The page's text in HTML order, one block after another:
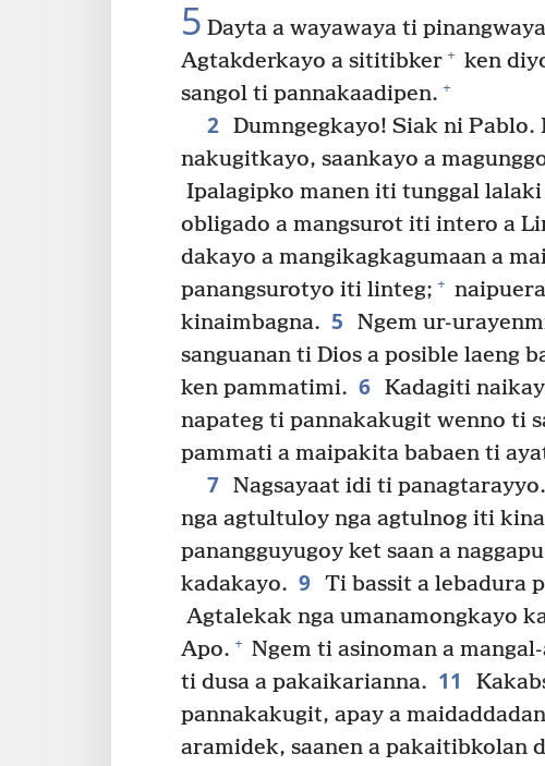
5 Dayta a wayawaya ti
Agtakderkayo a sititibker + ken
sangol ti pannakaadipen. +
2 Dumngegkayo! Siak ni Pablo.
nakugitkayo, saankayo a
Ipalagipko manen iti tunggal
obligado a mangsurot iti intero a
dakayo a mangikagkagumaan a
panangsurotyo iti linteg; +
kinaimbagna. 5
Ngem ur-
sanguanan ti Dios a posible laeng
ken pammatimi. 6 Kadagiti
napateg ti pannakakugit wenno ti
pammati a maipakita babaen ti
7 Nagsayaat idi ti panagtarayyo.
nga agtultuloy nga agtulnog iti
panangguyugoy ket saan a
kadakayo. 9 Ti bassit a lebadura
Agtalekak nga umanamongkayo
Apo. + Ngem ti asinoman a
ti dusa a pakaikarianna. 11
pannakakugit, apay a
aramidek, saanen a pakaitibkolan